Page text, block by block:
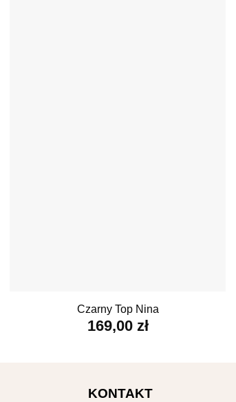
Czarny Top Nina
169,00 zł
KONTAKT